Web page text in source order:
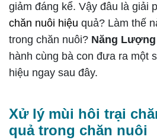
giảm đáng kể. Vậy đâu là giải
chăn nuôi hiệu quả? Làm thế
trong chăn nuôi? Năng Lượng
hành cùng bà con đưa ra một
hiệu ngay sau đây.
Xử lý mùi hôi trại
quả trong chăn nuôi